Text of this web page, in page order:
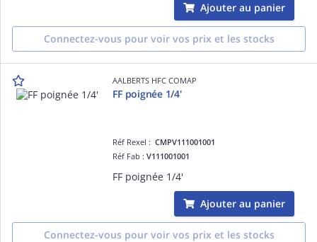
Ajouter au panier
Connectez-vous pour voir vos prix et les stocks
AALBERTS HFC COMAP
FF poignée 1/4'
Réf Rexel :CMPV111001001
Réf Fab :V111001001
FF poignée 1/4'
Ajouter au panier
Connectez-vous pour voir vos prix et les stocks